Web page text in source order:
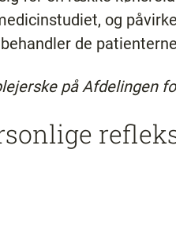
og
de
på Afdelingen